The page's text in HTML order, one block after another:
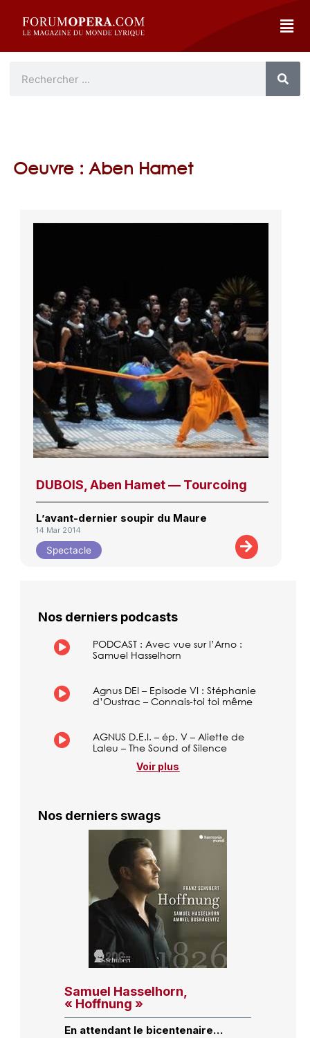
Oeuvre : Aben Hamet
DUBOIS, Aben Hamet — Tourcoing
L’avant-dernier soupir du Maure
14 Mar 2014
Spectacle
Nos derniers podcasts
PODCAST : Avec vue sur l’Arno :
Samuel Hasselhorn
Agnus DEI – Episode VI : Stéphanie
d’Oustrac – Connais-toi toi même
AGNUS D.E.I. – ép. V – Aliette de
Laleu – The Sound of Silence
Voir plus
Nos derniers swags
Samuel Hasselhorn,
« Hoffnung »
En attendant le bicentenaire…